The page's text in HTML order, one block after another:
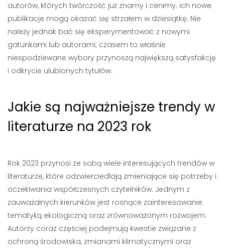
autorów, których twórczość już znamy i cenimy; ich nowe
publikacje mogą okazać się strzałem w dziesiątkę. Nie
należy jednak bać się eksperymentować z nowymi
gatunkami lub autorami; czasem to właśnie
niespodziewane wybory przynoszą największą satysfakcję
i odkrycie ulubionych tytułów.
Jakie są najważniejsze trendy w
literaturze na 2023 rok
Rok 2023 przynosi ze sobą wiele interesujących trendów w
literaturze, które odzwierciedlają zmieniające się potrzeby i
oczekiwania współczesnych czytelników. Jednym z
zauważalnych kierunków jest rosnące zainteresowanie
tematyką ekologiczną oraz zrównoważonym rozwojem.
Autorzy coraz częściej podejmują kwestie związane z
ochroną środowiska, zmianami klimatycznymi oraz